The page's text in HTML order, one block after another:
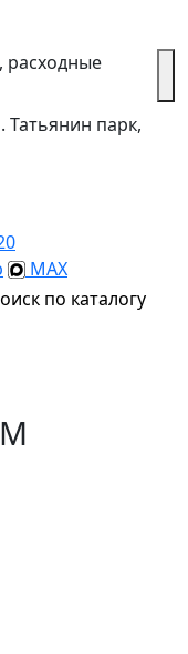
расходные
Татьянин парк,
MAX